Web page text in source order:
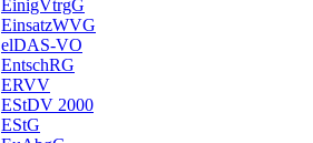
EinigVtrgG
EinsatzWVG
elDAS-VO
EntschRG
ERVV
EStDV 2000
EStG